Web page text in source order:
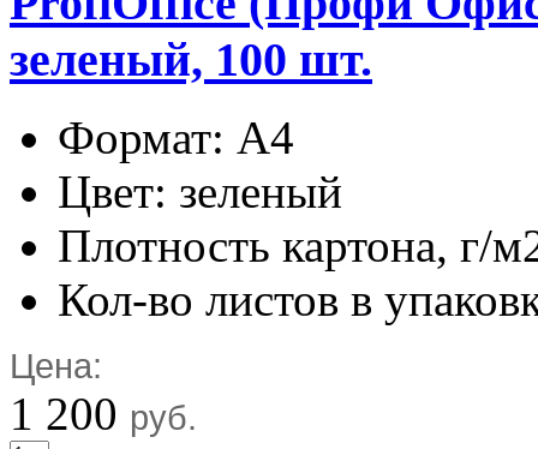
зеленый, 100 шт.
Формат: А4
Цвет: зеленый
Плотность картона, г/
Кол-во листов в
Цена:
1 200 руб.